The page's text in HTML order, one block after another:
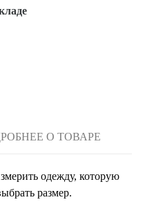
О ТОВАРЕ
одежду, которую
размер.